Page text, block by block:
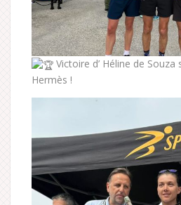
Victoire d’ Héline de
Hermès !